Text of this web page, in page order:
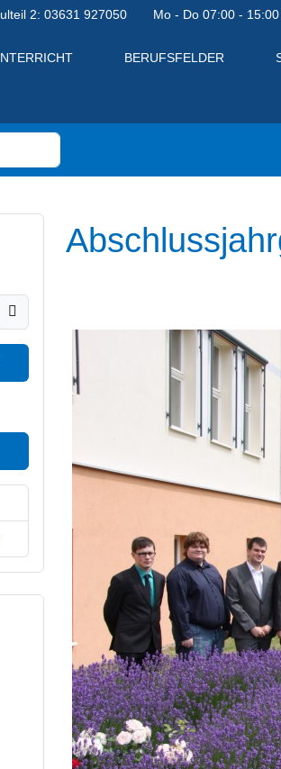
2: 03631 927050 Mo - Do 07:00 -
BERUFSFELDER
anzeigen